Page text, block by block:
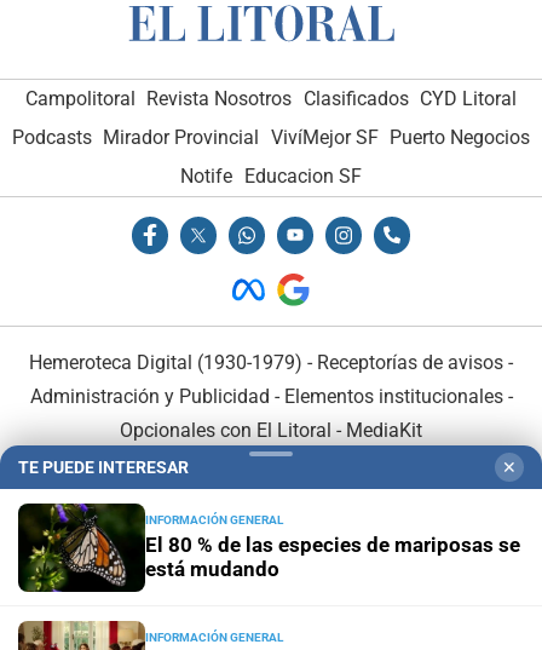
Campolitoral Revista Nosotros Clasificados CYD Litoral
Podcasts Mirador Provincial VivíMejor SF Puerto Negocios
Notife Educacion SF
Hemeroteca Digital (1930-1979) - Receptorías de avisos -
Administración y Publicidad - Elementos institucionales-
Opcionales con El Litoral - MediaKit
TE PUEDE INTERESAR ✕
INFORMACIÓN GENERAL
El 80 % de las especies de mariposas se
está mudando
INFORMACIÓN GENERAL